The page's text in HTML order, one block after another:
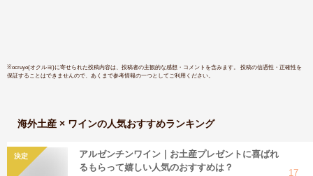
※ocruyo(オクルヨ)に寄せられた投稿内容は、投稿者の主観的な感想・コメントを含みます。 投稿の信憑性・正確性を
保証することはできませんので、あくまで参考情報の一つとしてご利用ください。
海外土産 × ワインの人気おすすめランキング
決定
アルゼンチンワイン｜お土産プレゼントに喜ばれ
るもらって嬉しい人気のおすすめは？
17